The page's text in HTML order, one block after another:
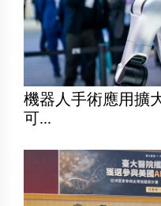
機器人手術應用擴
可...